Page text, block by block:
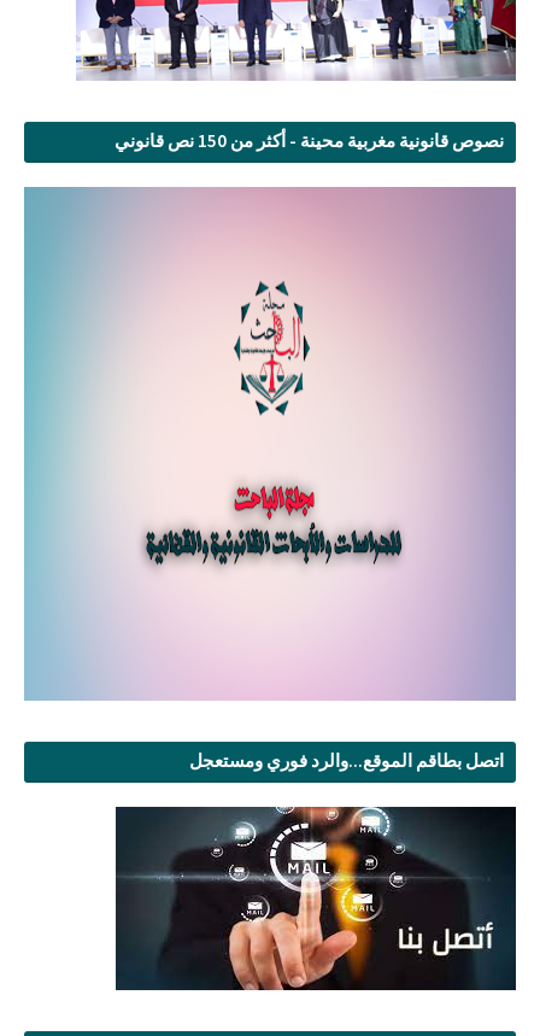
نصوص قانونية مغربية محينة - أكثر من 150 نص قانوني
اتصل بطاقم الموقع...والرد فوري ومستعجل